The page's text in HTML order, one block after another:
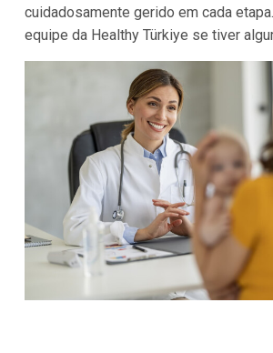
cuidadosamente gerido em cada
equipe da Healthy Türkiye se tiver